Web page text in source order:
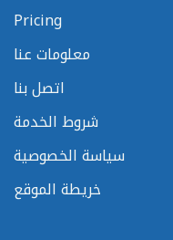
Pricing
معلومات عنا
اتصل بنا
شروط الخدمة
سياسة الخصوصية
خريطة الموقع